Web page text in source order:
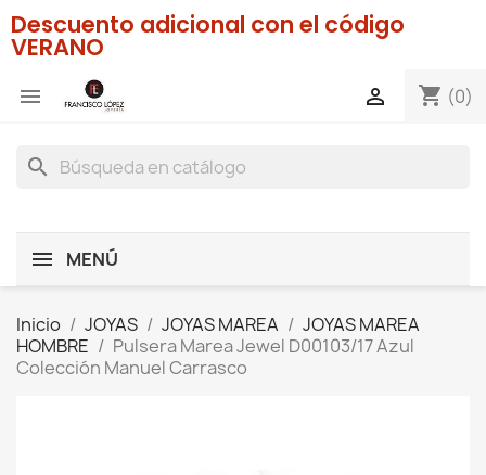
Descuento adicional con el código
VERANO
 shopping_cart (0)

search
MENÚ
Inicio JOYAS JOYAS MAREA
JOYAS MAREA
HOMBRE
Pulsera Marea Jewel D00103/17 Azul
Colección Manuel Carrasco